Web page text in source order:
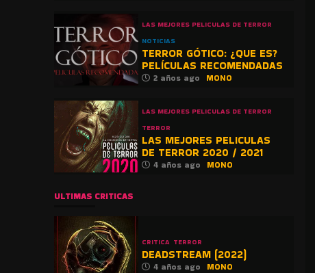
LAS MEJORES PELICULAS DE TERROR
NOTICIAS
TERROR GÓTICO: ¿QUE ES?
PELÍCULAS RECOMENDADAS
2 años ago MONO
LAS MEJORES PELICULAS DE TERROR
TERROR
LAS MEJORES PELICULAS
DE TERROR 2020 / 2021
4 años ago MONO
ULTIMAS CRITICAS
CRITICA TERROR
DEADSTREAM (2022)
4 años ago MONO